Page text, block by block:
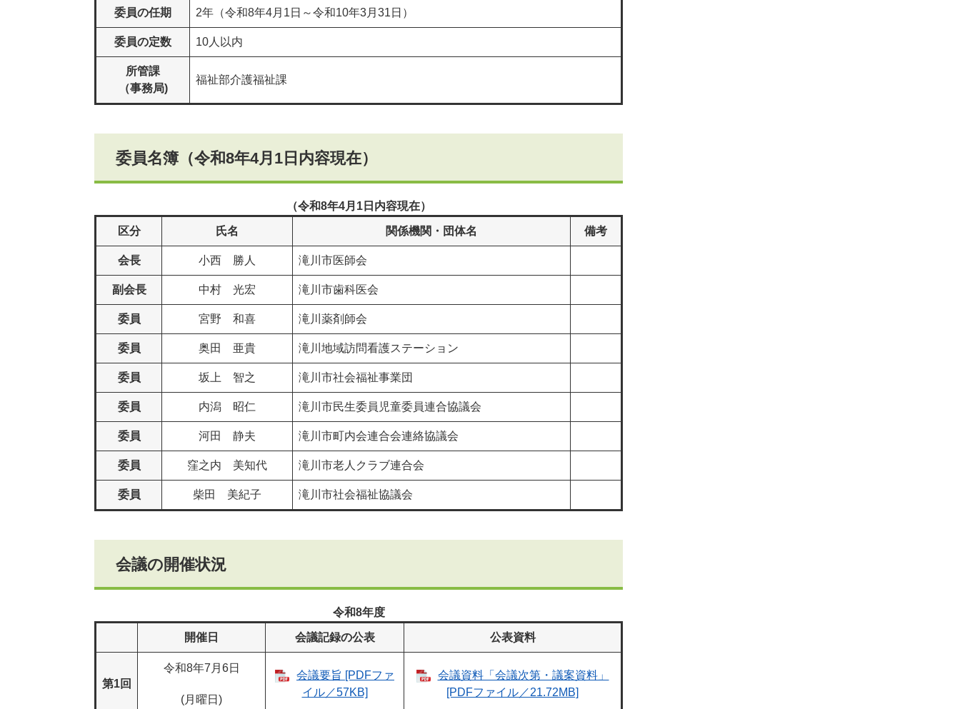
委員の任期 2年（令和8年4月1日～令和10年3月31日）
委員の定数 10人以内
所管課
（事務局)
福祉部介護福祉課
委員名簿（令和8年4月1日内容現在）
（令和8年4月1日内容現在）
区分 氏名 関係機関・団体名 備考
会長 小西 勝人 滝川市医師会
副会長 中村 光宏 滝川市歯科医会
委員 宮野 和喜 滝川薬剤師会
委員 奥田 亜貴 滝川地域訪問看護ステーション
委員 坂上 智之 滝川市社会福祉事業団
委員 内潟 昭仁 滝川市民生委員児童委員連合協議会
委員 河田 静夫 滝川市町内会連合会連絡協議会
委員 窪之内 美知代 滝川市老人クラブ連合会
委員 柴田 美紀子 滝川市社会福祉協議会
会議の開催状況
令和8年度
開催日 会議記録の公表 公表資料
第1回
令和8年7月6日
(月曜日)
会議要旨 [PDFファ
イル／57KB]
会議資料「会議次第・議案資料」
[PDFファイル／21.72MB]